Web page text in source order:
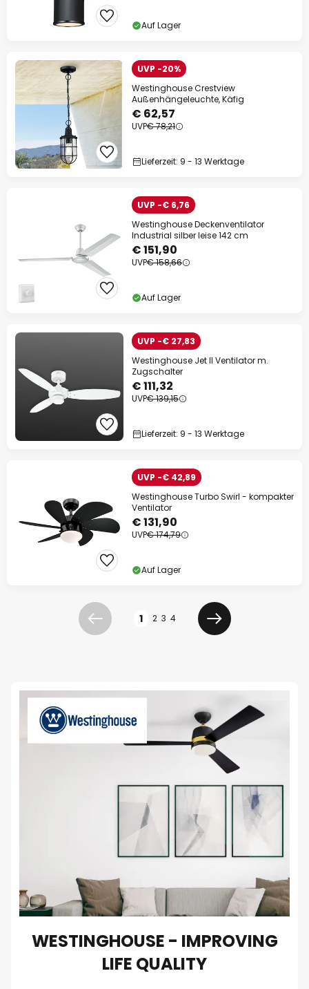
Auf Lager
UVP -20%
Westinghouse Crestview
Außenhängeleuchte, Käfig
€ 62,57
UVP€ 78,21
Lieferzeit: 9 - 13 Werktage
UVP -€ 6,76
Westinghouse Deckenventilator
Industrial silber leise 142 cm
€ 151,90
UVP€ 158,66
Auf Lager
UVP -€ 27,83
Westinghouse Jet II Ventilator m.
Zugschalter
€ 111,32
UVP€ 139,15
Lieferzeit: 9 - 13 Werktage
UVP -€ 42,89
Westinghouse Turbo Swirl - kompakter
Ventilator
€ 131,90
UVP€ 174,79
Auf Lager
Zurück 1 2 3 4
Weiter
WESTINGHOUSE - IMPROVING
LIFE QUALITY